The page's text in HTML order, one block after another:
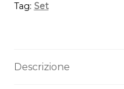
Tag: Set
Descrizione